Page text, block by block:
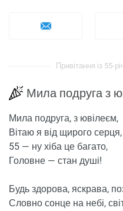
Привітання із 55-
Мила подруга з
Мила подруга, з ювілеєм,
Вітаю я від щирого серця,
55 — ну хіба це багато,
Головне — стан душі!
Будь здорова, яскрава,
Словно сонце на небі,